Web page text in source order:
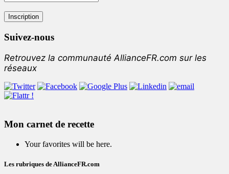
Suivez-nous
Retrouvez la communauté AllianceFR.com sur les
réseaux
Mon carnet de recette
Your favorites will be here.
Les rubriques de AllianceFR.com